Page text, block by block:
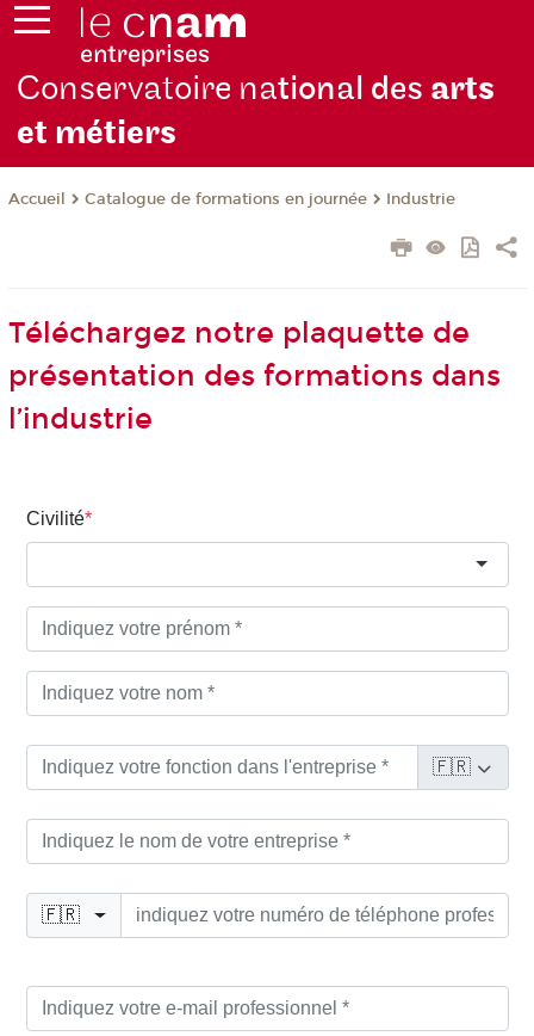
Conservatoire national des arts
et métiers
Accueil Catalogue de formations en journée Industrie
Téléchargez notre plaquette de
présentation des formations dans
l’industrie